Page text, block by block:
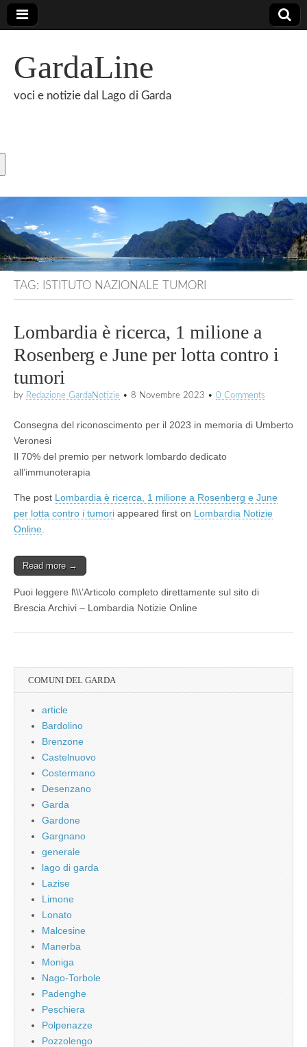
GardaLine
voci e notizie dal Lago di Garda
TAG: ISTITUTO NAZIONALE TUMORI
Lombardia è ricerca, 1 milione a
Rosenberg e June per lotta contro i
tumori
by Redazione GardaNotizie • 8 Novembre 2023 • 0 Comments
Consegna del riconoscimento per il 2023 in memoria di Umberto
Veronesi
Il 70% del premio per network lombardo dedicato
all’immunoterapia
The post Lombardia è ricerca, 1 milione a Rosenberg e June
per lotta contro i tumori appeared first on Lombardia Notizie
Online
Read more →
Puoi leggere l\\\’Articolo completo direttamente sul sito di
Brescia Archivi – Lombardia Notizie Online
COMUNI DEL GARDA
article
Bardolino
Brenzone
Castelnuovo
Costermano
Desenzano
Garda
Gardone
Gargnano
generale
lago di garda
Lazise
Limone
Lonato
Malcesine
Manerba
Moniga
Nago-Torbole
Padenghe
Peschiera
Polpenazze
Pozzolengo